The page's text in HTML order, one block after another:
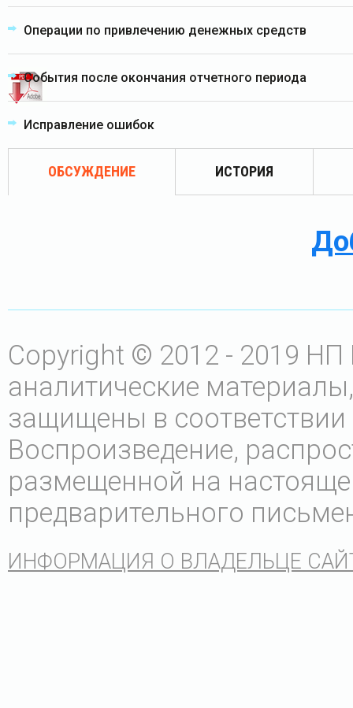
Операции по привлечению денежных средств
События после окончания отчетного периода
Исправление ошибок
ОБСУЖДЕНИЕ ИСТОРИЯ
Copyright © 2012 - 2019
аналитические
защищены в
Воспроизведение,
размещенной на
предварительного
ИНФОРМАЦИЯ О ВЛАДЕЛЬЦЕ